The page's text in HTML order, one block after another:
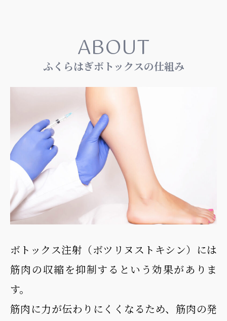
ABOUT
ふくらはぎボトックスの仕組み
ボトックス注射（ボツリヌストキシン）には
筋肉の収縮を抑制するという効果がありま
す。
筋肉に力が伝わりにくくなるため、筋肉の発